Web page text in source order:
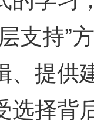
支持”
、提供
选择背